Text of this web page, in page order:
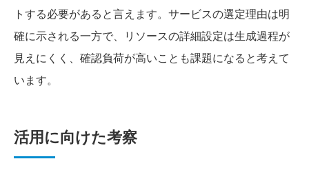
トする必要があると言えます。サービスの選定理由は明
確に示される一方で、リソースの詳細設定は生成過程が
見えにくく、確認負荷が高いことも課題になると考えて
います。
活用に向けた考察